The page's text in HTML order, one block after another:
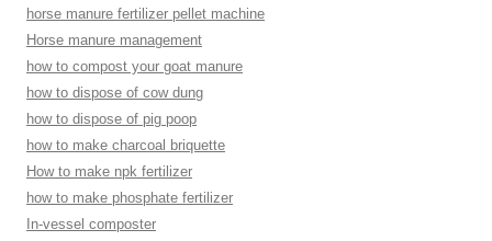
horse manure fertilizer pellet machine
Horse manure management
how to compost your goat manure
how to dispose of cow dung
how to dispose of pig poop
how to make charcoal briquette
How to make npk fertilizer
how to make phosphate fertilizer
In-vessel composter